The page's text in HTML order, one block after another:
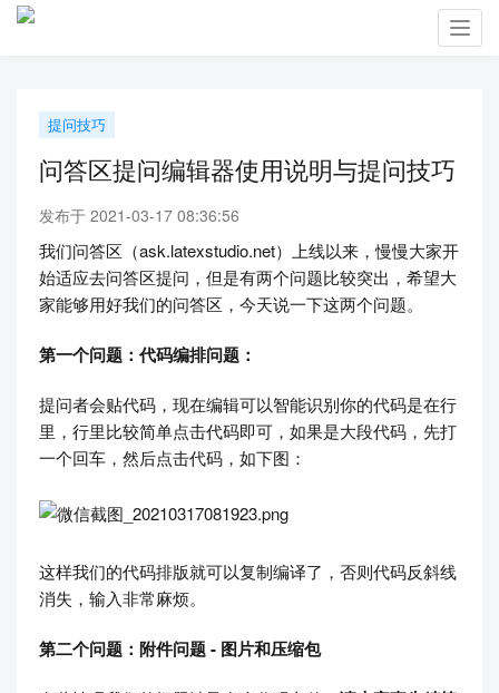
提问技巧
问答区提问编辑器使用说明与提问技巧
发布于 2021-03-17 08:36:56
我们问答区（ask.latexstudio.net）上线以来，慢慢大家开
始适应去问答区提问，但是有两个问题比较突出，希望大
家能够用好我们的问答区，​今天说一下这两个问题。
​第一个问题：代码编排问题​：
提问者会贴代码，现在编辑可以智能识别你的代码是在行
里，行里比较简单点击代码即可，如果是大段代码，先打
一个回车，然后点击代码​，如下图：
这样我们的代码排版就可以复制编译了，否则代码反斜线
消失，输入非常麻烦​。
第二个问题：附件问题 - 图片和压缩包